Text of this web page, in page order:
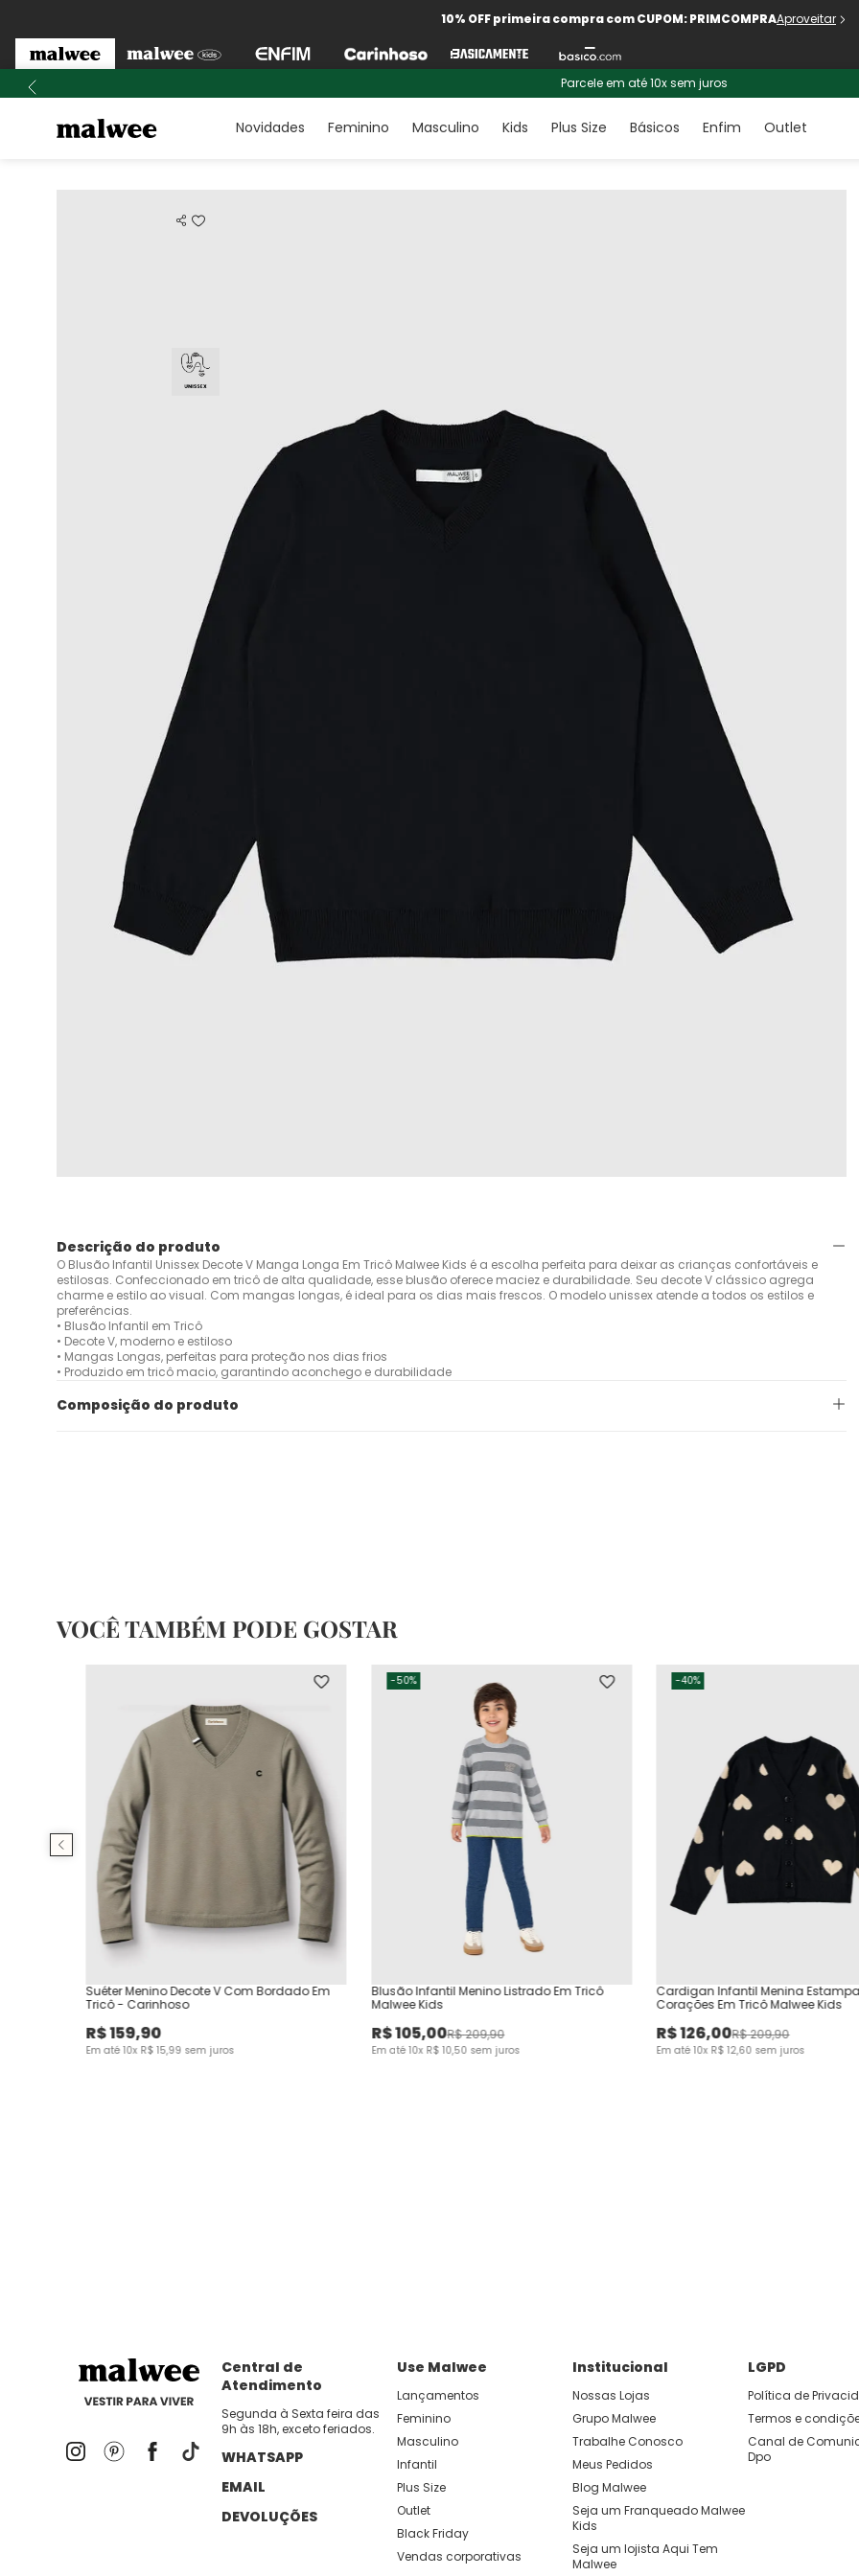
10% OFF primeira compra com CUPOM: PRIMCOMPRAAproveitar
Parcele em até 10x sem juros
Novidades Feminino Masculino Kids Plus Size Básicos Enfim Outlet
Descrição do produto
O Blusão Infantil Unissex Decote V Manga Longa Em Tricô Malwee Kids é a escolha perfeita para deixar as crianças confortáveis e
estilosas. Confeccionado em tricô de alta qualidade, esse blusão oferece maciez e durabilidade. Seu decote V clássico agrega
charme e estilo ao visual. Com mangas longas, é ideal para os dias mais frescos. O modelo unissex atende a todos os estilos e
preferências.
• Blusão Infantil em Tricô
• Decote V, moderno e estiloso
• Mangas Longas, perfeitas para proteção nos dias frios
• Produzido em tricô macio, garantindo aconchego e durabilidade
Composição do produto
VOCÊ TAMBÉM PODE GOSTAR
Suéter Menino Decote V Com Bordado Em
Tricô - Carinhoso
R$159,90
Em até10x R$ 15,99 sem juros
-50%
Blusão Infantil Menino Listrado Em Tricô
Malwee Kids
R$105,00R$209,90
Em até10x R$ 10,50 sem juros
-40%
Cardigan Infantil Menina Estampa
Corações Em Tricô Malwee Kids
R$126,00R$209,90
Em até10x R$ 12,60 sem juros
Central de
Atendimento
Segunda à Sexta feira das
9h às 18h, exceto feriados.
WHATSAPP
EMAIL
DEVOLUÇÕES
Use Malwee
Lançamentos
Feminino
Masculino
Infantil
Plus Size
Outlet
Black Friday
Vendas corporativas
Institucional
Nossas Lojas
Grupo Malwee
Trabalhe Conosco
Meus Pedidos
Blog Malwee
Seja um Franqueado Malwee
Kids
Seja um lojista Aqui Tem
Malwee
LGPD
Política de
Termos e
Canal de
Dpo